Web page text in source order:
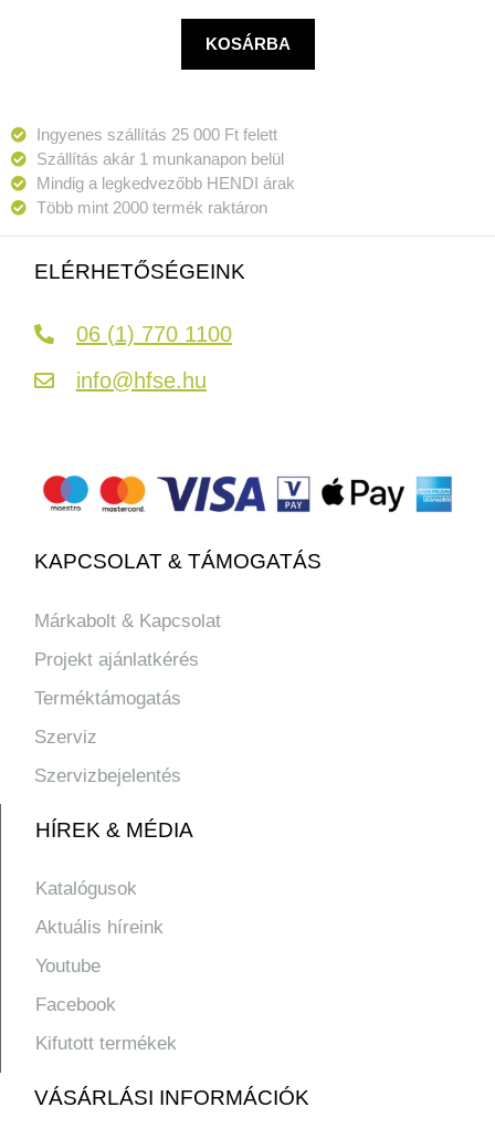
KOSÁRBA
Ingyenes szállítás 25 000 Ft felett
Szállítás akár 1 munkanapon belül
Mindig a legkedvezőbb HENDI árak
Több mint 2000 termék raktáron
ELÉRHETŐSÉGEINK
06 (1) 770 1100
info@hfse.hu
KAPCSOLAT & TÁMOGATÁS
Márkabolt & Kapcsolat
Projekt ajánlatkérés
Terméktámogatás
Szerviz
Szervizbejelentés
HÍREK & MÉDIA
Katalógusok
Aktuális híreink
Youtube
Facebook
Kifutott termékek
VÁSÁRLÁSI INFORMÁCIÓK